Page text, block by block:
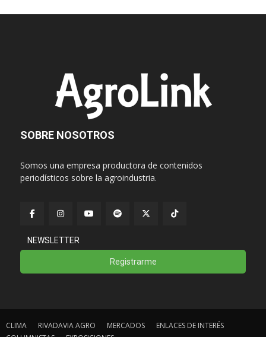
SOBRE NOSOTROS
Somos una empresa productora de contenidos
periodísticos sobre la agroindustria.
NEWSLETTER
Registrarme
CLIMA RIVADAVIA AGRO MERCADOS
ENLACES DE INTERÉS